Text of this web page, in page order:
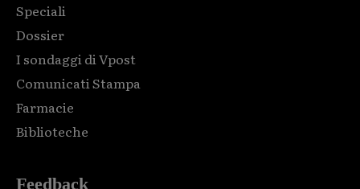
Speciali
Dossier
I sondaggi di Vpost
Comunicati Stampa
Farmacie
Biblioteche
Feedback